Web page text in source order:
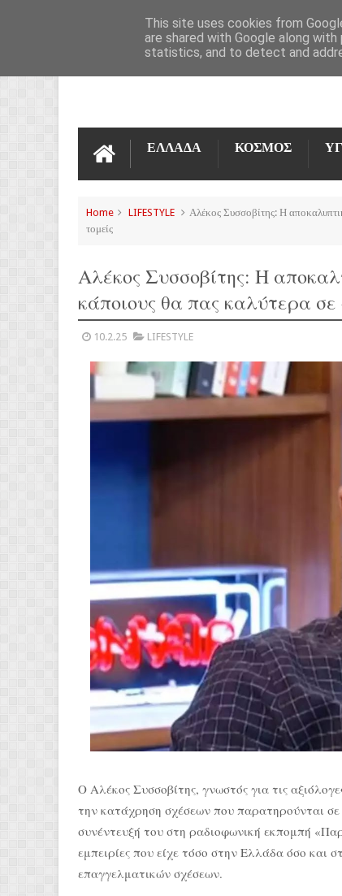
ΕΠΙΚΟΙΝΩΝΊΑ
ΕΛΛΑΔΑ ΚΟΣΜΟΣ
Home LIFESTYLE
Αλέκος Συσσοβίτης: Η
τομείς
Αλέκος Συσσοβίτης: Η
κάποιους θα πας καλύτερα σε
10.2.25 LIFESTYLE
Ο Αλέκος Συσσοβίτης, γνωστός για τις
την κατάχρηση σχέσεων που παρατηρούνται
συνέντευξή του στη ραδιοφωνική εκπομπή
εμπειρίες που είχε τόσο στην Ελλάδα όσο και
επαγγελματικών σχέσεων.
This site uses cookies from
are shared with Google along
statistics, and to detect and